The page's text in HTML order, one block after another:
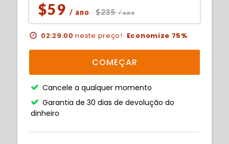
$59 / ano $235/ ano
02:28:59 neste preço! Economize 75%
COMEÇAR
Cancele a qualquer momento
Garantia de 30 dias de devolução do
dinheiro